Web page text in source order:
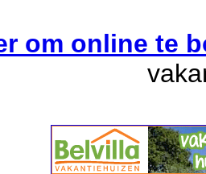
om online te